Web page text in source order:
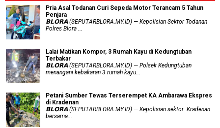
Pria Asal Todanan Curi Sepeda Motor Terancam 5 Tahun
Penjara
𝗕𝗟𝗢𝗥𝗔 (SEPUTARBLORA.MY.ID) — Kepolisian Sektor Todanan
Polres Blora ...
Lalai Matikan Kompor, 3 Rumah Kayu di Kedungtuban
Terbakar
𝗕𝗟𝗢𝗥𝗔 (SEPUTARBLORA.MY.ID) — Polsek Kedungtuban
menangani kebakaran 3 rumah kayu...
Petani Sumber Tewas Terserempet KA Ambarawa Ekspres
di Kradenan
𝗕𝗟𝗢𝗥𝗔 (SEPUTARBLORA.MY.ID) — Kepolisian sektor Kradenan
bersama...